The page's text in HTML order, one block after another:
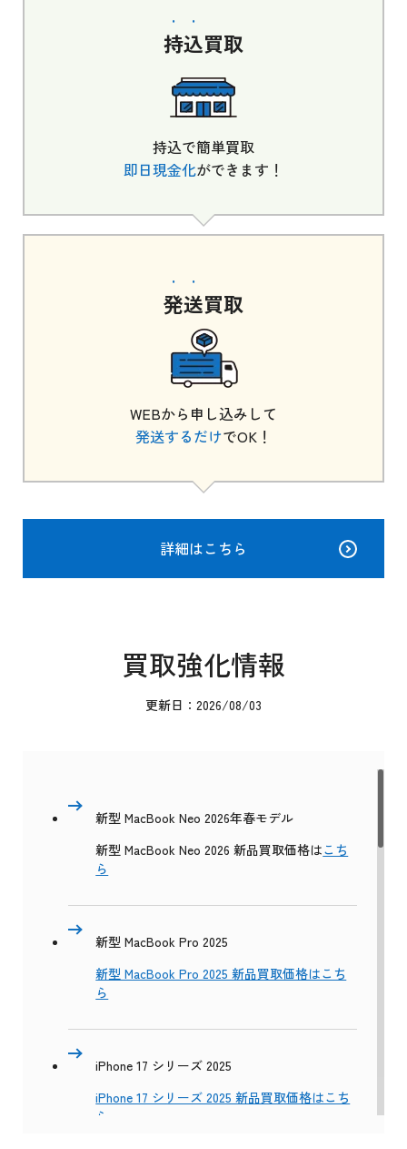
持込買取
持込で簡単買取
即日現金化ができます！
発送買取
WEBから申し込みして
発送するだけでOK！
詳細はこちら
買取強化情報
更新日：2026/08/03
新型 MacBook Neo 2026年春モデル
新型 MacBook Neo 2026 新品買取価格はこち
ら
新型 MacBook Pro 2025
新型 MacBook Pro 2025 新品買取価格はこち
ら
iPhone 17 シリーズ 2025
iPhone 17 シリーズ 2025 新品買取価格はこち
ら